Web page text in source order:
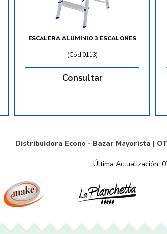
ESCALERA ALUMINIO 3 ESCALONES
(Cód.0113)
Consultar
Distribuidora Econo - Bazar Mayorista |
Última Actualización: